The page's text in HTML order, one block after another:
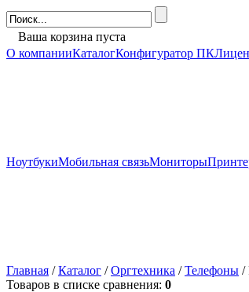
Ваша корзина пуста
О компанииКаталогКонфигуратор ПК
НоутбукиМобильная связьМониторы
Главная /Каталог /Оргтехника /Телефоны /
Товаров в списке сравнения: 0